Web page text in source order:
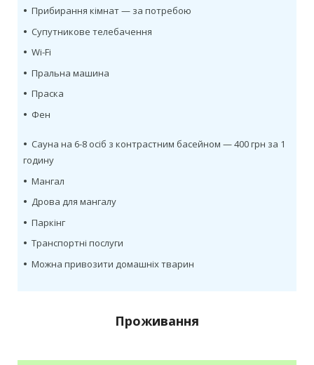
• Прибирання кімнат — за потребою
• Супутникове телебачення
• Wi-Fi
• Пральна машина
• Праска
• Фен
• Сауна на 6-8 осіб з контрастним басейном — 400 грн за 1
годину
• Мангал
• Дрова для мангалу
• Паркінг
• Транспортні послуги
• Можна привозити домашніх тварин
Проживання